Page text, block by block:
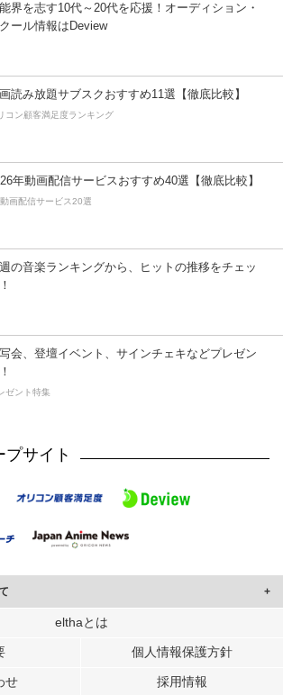
界を志す10代～20代を応援！オーディション・
ール情報はDeview
読み放題サブスクおすすめ11選【徹底比較】
コン顧客満足度ランキング
年動画配信サービスおすすめ40選【徹底比較】
画配信サービス20選
の音楽ランキングから、ヒットの推移をチェッ
会、登壇イベント、サインチェキなどプレゼン
ゼント特集
プサイト
を使用して、ユーザーに合わせたコンテンツや広告の
ータ解析の各パートナーに提供しています。
elthaとは
個人情報保護方針
せ 採用情報